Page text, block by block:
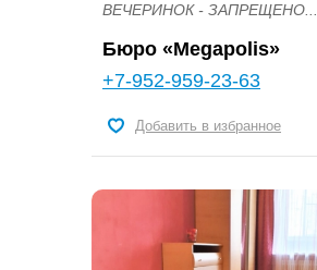
ВЕЧЕРИНОК - ЗАПРЕЩЕНО...
Бюро «Megapolis»
+7-952-959-23-63
Добавить в избранное